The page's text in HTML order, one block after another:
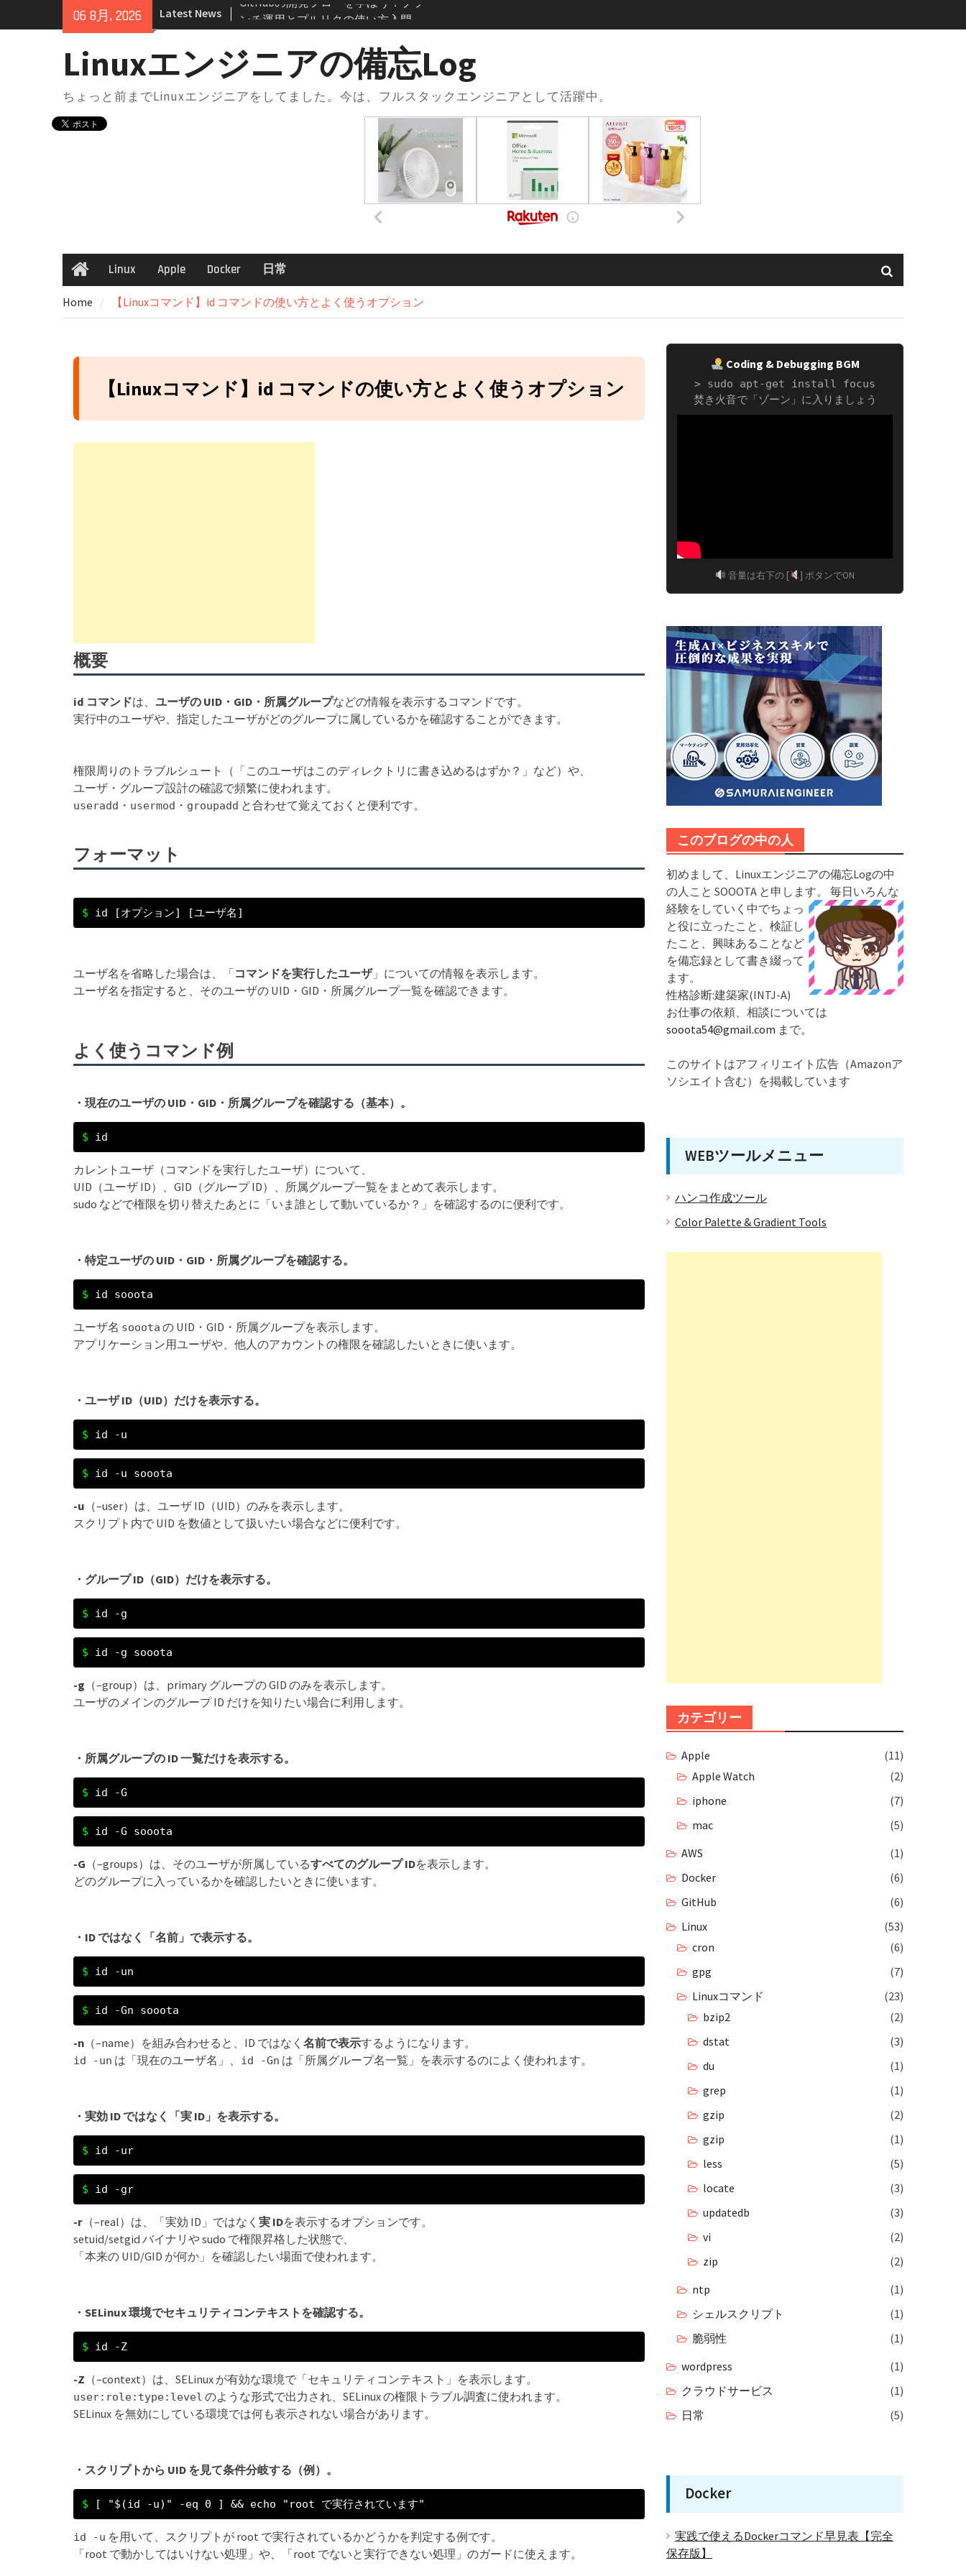
06 8月, 2026 Latest News
GitHubとは？登録方法からリポジト
リ・ブランチの使い方まで徹底解説
docker-compose × .envファイルで環
境切り替え｜実践的な使い方と注意
docker-composeの.envファイルと
は？知らないと損する便利な設定術
docker-compose.ymlの書き方｜基本
構成からサービス連携までまるっと
AWS SAA 学習で一番使った本と勉強
法｜一夜漬けテキスト×Udemy問題集
GeminiにはMacアプリがない？
方法
GitHubの開発フローを学ぼう！：コ
ンフリクトが起きたときの解消手順
と考え方
GitHubのSquash and merge入門｜コ
ミット履歴をスッキリさせよう
GitHubプルリクエスト実践ガイド｜
GitHubの開発フローを学ぼう！ブラ
Linuxエンジニアの備忘Log
ちょっと前までLinuxエンジニアをしてました。今は、フルスタックエンジニアとして活躍中。
HomeLinux Apple Docker 日常
Home 【Linuxコマンド】id コマンドの使い方とよく使うオプション
【Linuxコマンド】id コマンドの使い方とよく使うオプション
概要
id コマンドは、 ユーザの UID・GID・所属グループなどの情報を表示するコマンドです。
実行中のユーザや、指定したユーザがどのグループに属しているかを確認することができます。
権限周りのトラブルシュート（「このユーザはこのディレクトリに書き込めるはずか？」など）や、
ユーザ・グループ設計の確認で頻繁に使われます。
useradd ・ usermod ・ groupadd と合わせて覚えておくと便利です。
フォーマット
id [オプション] [ユーザ名]
ユーザ名を省略した場合は、「コマンドを実行したユーザ」についての情報を表示します。
ユーザ名を指定すると、そのユーザの UID・GID・所属グループ一覧を確認できます。
よく使うコマンド例
・現在のユーザの UID・GID・所属グループを確認する（基本）。
id
カレントユーザ（コマンドを実行したユーザ）について、
UID（ユーザ ID）、GID（グループ ID）、所属グループ一覧をまとめて表示します。
sudo などで権限を切り替えたあとに「いま誰として動いているか？」を確認するのに便利です。
・特定ユーザの UID・GID・所属グループを確認する。
id sooota
ユーザ名 sooota の UID・GID・所属グループを表示します。
アプリケーション用ユーザや、他人のアカウントの権限を確認したいときに使います。
・ユーザ ID（UID）だけを表示する。
id -u
id -u sooota
-u （–user）は、ユーザ ID（UID）のみを表示します。
スクリプト内で UID を数値として扱いたい場合などに便利です。
・グループ ID（GID）だけを表示する。
id -g
id -g sooota
-g （–group）は、primary グループの GID のみを表示します。
ユーザのメインのグループ ID だけを知りたい場合に利用します。
・所属グループの ID 一覧だけを表示する。
id -G
id -G sooota
-G （–groups）は、そのユーザが所属しているすべてのグループ IDを表示します。
どのグループに入っているかを確認したいときに使います。
・ID ではなく「名前」で表示する。
id -un
id -Gn sooota
-n （–name）を組み合わせると、ID ではなく 名前で表示するようになります。
id -un は「現在のユーザ名」、 id -Gn は「所属グループ名一覧」を表示するのによく使われます。
・実効 ID ではなく「実 ID」を表示する。
id -ur
id -gr
-r （–real）は、「実効 ID」ではなく 実 IDを表示するオプションです。
setuid/setgid バイナリや sudo で権限昇格した状態で、
「本来の UID/GID が何か」を確認したい場面で使われます。
・SELinux 環境でセキュリティコンテキストを確認する。
id -Z
-Z （–context）は、SELinux が有効な環境で「セキュリティコンテキスト」を表示します。
user:role:type:level のような形式で出力され、SELinux の権限トラブル調査に使われます。
SELinux を無効にしている環境では何も表示されない場合があります。
・スクリプトから UID を見て条件分岐する（例）。
[ "$(id -u)" -eq 0 ] && echo "root で実行されています"
id -u を用いて、スクリプトが root で実行されているかどうかを判定する例です。
「root で動かしてはいけない処理」や、「root でないと実行できない処理」のガードに使えます。
Coding & Debugging BGM
> sudo apt-get install focus
焚き火音で「ゾーン」に入りましょう
音量は右下の [ ] ボタンでON
このブログの中の人
初めまして、Linuxエンジニアの備忘Logの中
の人こと SOOOTA と申します。 毎日いろんな
経験をしていく中でちょっ
と役に立ったこと、検証し
たこと、興味あることなど
を備忘録として書き綴って
ます。
性格診断:建築家(INTJ-A)
お仕事の依頼、相談については
sooota54@gmail.com まで。
このサイトはアフィリエイト広告（Amazonア
ソシエイト含む）を掲載しています
WEBツールメニュー
ハンコ作成ツール
Color Palette & Gradient Tools
カテゴリー
Apple
(11)
Apple Watch
(2)
iphone
(7)
mac
(5)
AWS
(1)
Docker
(6)
GitHub
(6)
Linux
(53)
cron
(6)
gpg
(7)
Linuxコマンド
(23)
bzip2
(2)
dstat
(3)
du
(1)
grep
(1)
gzip
(2)
gzip
(1)
less
(5)
locate
(3)
updatedb
(3)
vi
(2)
zip
(2)
ntp
(1)
シェルスクリプト
(1)
脆弱性
(1)
wordpress
(1)
クラウドサービス
(1)
日常
(5)
Docker
実践で使えるDockerコマンド早見表【完全
保存版】